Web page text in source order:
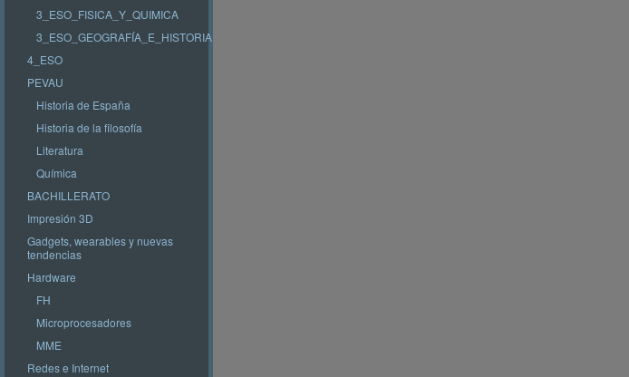
3_ESO_FISICA_Y_QUIMICA
3_ESO_GEOGRAFÍA_E_HISTORIA
4_ESO
PEVAU
Historia de España
Historia de la filosofía
Literatura
Química
BACHILLERATO
Impresión 3D
Gadgets, wearables y nuevas
tendencias
Hardware
FH
Microprocesadores
MME
Redes e Internet